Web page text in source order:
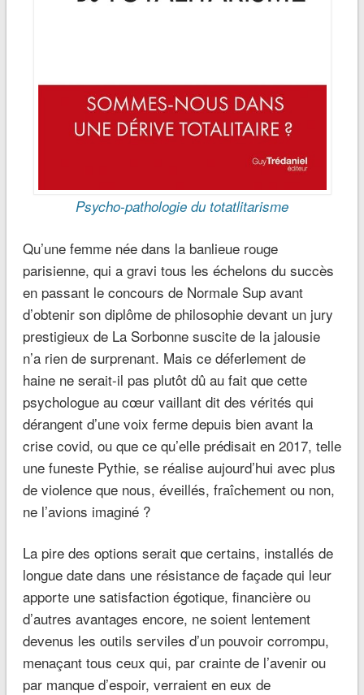
Psycho-pathologie du totatlitarisme
Qu’une femme née dans la banlieue rouge
parisienne, qui a gravi tous les échelons du succès
en passant le concours de Normale Sup avant
d’obtenir son diplôme de philosophie devant un jury
prestigieux de La Sorbonne suscite de la jalousie
n’a rien de surprenant. Mais ce déferlement de
haine ne serait-il pas plutôt dû au fait que cette
psychologue au cœur vaillant dit des vérités qui
dérangent d’une voix ferme depuis bien avant la
crise covid, ou que ce qu’elle prédisait en 2017, telle
une funeste Pythie, se réalise aujourd’hui avec plus
de violence que nous, éveillés, fraîchement ou non,
ne l’avions imaginé ?
La pire des options serait que certains, installés de
longue date dans une résistance de façade qui leur
apporte une satisfaction égotique, financière ou
d’autres avantages encore, ne soient lentement
devenus les outils serviles d’un pouvoir corrompu,
menaçant tous ceux qui, par crainte de l’avenir ou
par manque d’espoir, verraient en eux de